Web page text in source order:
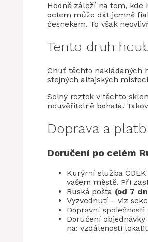
Hodně záleží na tom, kde
octem může dát jemně
česnekem. To však
Tento druh
Chuť těchto nakládaných
stejných altajských
Solný roztok v těchto
neuvěřitelně bohatá.
Doprava a
Doručení po celém
Kurýrní služba CDEK
vašem městě. Při
Ruská pošta (od 7
Vyzvednutí – viz
Dopravní
Doručení
na: vzdálenosti